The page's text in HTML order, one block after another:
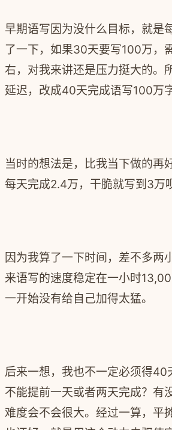
早期语写因为没什么目标，就是
了一下，如果30天要写100万，
右，对我来讲还是压力挺大的。
延迟，改成40天完成语写100万
当时的想法是，比我当下做的再
每天完成2.4万，干脆就写到3万
因为我算了一下时间，差不多两
来语写的速度稳定在一小时
一开始没有给自己加得太猛。
后来一想，我也不一定必须得40
不能提前一天或者两天完成？有
难度会不会很大。经过一算，平